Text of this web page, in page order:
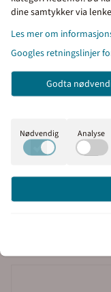
Sentralbord: 64 80 90
e-post:
Produktfakta
Montering
mva
I
med
dine samtykker via
Les mer om
Googles retningslinjer
Godta
Nødvendig Analyse